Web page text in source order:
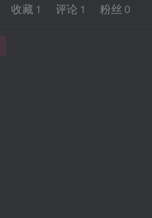
收藏 1 评论 1 粉丝 0